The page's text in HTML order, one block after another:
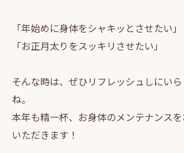
「年始めに身体をシャキッとさせたい」
「お正月太りをスッキリさせたい」
そんな時は、ぜひリフレッシュしにい
ね。
本年も精一杯、お身体のメンテナンス
いただきます！